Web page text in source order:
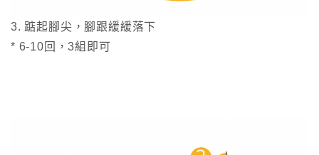
3. 踮起腳尖，腳跟緩緩落下
* 6-10回，3組即可